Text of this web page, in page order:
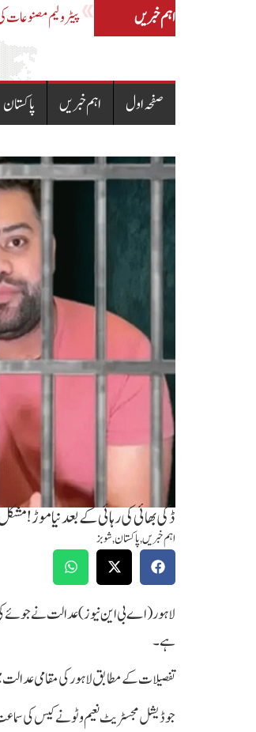
اہم خبریں اے ایس آئی کی لڑکی سے
صفحہ اول اہم خبریں پاکستان
ڈکی بھائی کی رہائی کے بعد نیا موڑ!
اہم خبریں,پاکستان,شوبز
ہے۔
تفصیلات کے مطابق لاہور کی مقامی
جوڈیشل مجسٹریٹ نعیم وٹو نے کیس کی